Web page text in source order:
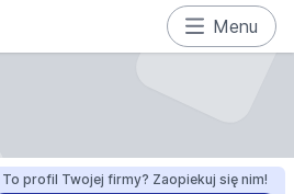
Menu
To profil Twojej firmy? Zaopiekuj się nim!